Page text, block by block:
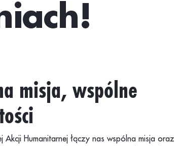
misja, wspólne
Akcji Humanitarnej łączy nas wspólna misja oraz